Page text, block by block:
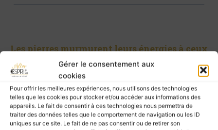
Gérer le consentement aux
cookies
Pour offrir les meilleures expériences, nous utilisons des technologies
telles que les cookies pour stocker et/ou accéder aux informations des
appareils. Le fait de consentir à ces technologies nous permettra de
traiter des données telles que le comportement de navigation ou les ID
uniques sur ce site. Le fait de ne pas consentir ou de retirer son
Les pierres murmurent leurs énergies à ceux
qui les écoutent, mais elles ne possèdent pas
le pouvoir de guérir.
Pour prendre soin de vous, ne négligez pas la
consultation d’un professionnel de santé.